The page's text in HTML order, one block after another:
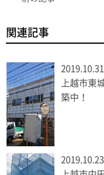
関連記事
2019.10.31
上越市東
築中！
2019.10.23